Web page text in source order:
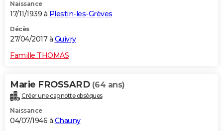
Naissance
17/11/1939 à Plestin-les-Grèves
Décès
27/04/2017 à Guivry
Famille THOMAS
Marie FROSSARD (64 ans)
Créer une cagnotte obsèques
Naissance
04/07/1946 à Chauny